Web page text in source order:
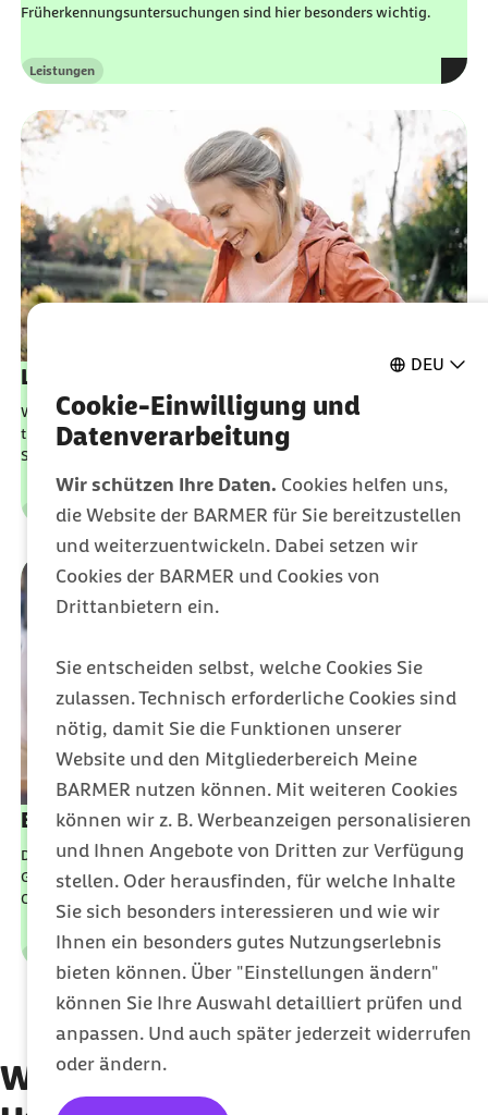
DEU
Cookie-Einwilligung und
Datenverarbeitung
Wir schützen Ihre Daten. Cookies helfen uns,
die Website der BARMER für Sie bereitzustellen
und weiterzuentwickeln. Dabei setzen wir
Cookies der BARMER und Cookies von
Drittanbietern ein.
Sie entscheiden selbst, welche Cookies Sie
zulassen. Technisch erforderliche Cookies sind
nötig, damit Sie die Funktionen unserer
Website und den Mitgliederbereich Meine
BARMER nutzen können. Mit weiteren Cookies
können wir z. B. Werbeanzeigen personalisieren
und Ihnen Angebote von Dritten zur Verfügung
stellen. Oder herausfinden, für welche Inhalte
Sie sich besonders interessieren und wie wir
Ihnen ein besonders gutes Nutzungserlebnis
bieten können. Über "Einstellungen ändern"
können Sie Ihre Auswahl detailliert prüfen und
anpassen. Und auch später jederzeit widerrufen
oder ändern.
Früherkennungsuntersuchungen sind hier besonders wichtig.
Kategorie
Leistungen
Lungenkrebs-Screening
Wer mit dem Rauchen aufgehört hat oder immer noch raucht,
trägt ein erhöhtes Risiko für Lungenkrebs. Einmal jährlich können
Sie jetzt eine spezielle Untersuchung zur Früherkennung nutzen.
Kategorie
Leistungen
Brust- und Eierstockkrebs
Die Kooperation mit dem Zentrum für Risikofeststellung und
Gendiagnostik von Brust- und Eierstockkrebs an der Berliner
Charité gehört zu den Leistungen der Topmedizin der Barmer.
Kategorie
Wann und wo können Sie die